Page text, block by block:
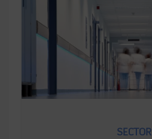
SECTOR